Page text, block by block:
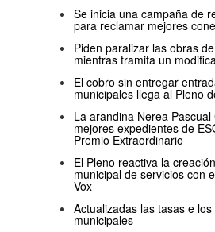
Se inicia una campaña de
para reclamar mejores
Piden paralizar las obras
mientras tramita un
El cobro sin entregar
municipales llega al Pleno
La arandina Nerea
mejores expedientes de
Premio Extraordinario
El Pleno reactiva la
municipal de servicios con
Vox
Actualizadas las tasas e
municipales